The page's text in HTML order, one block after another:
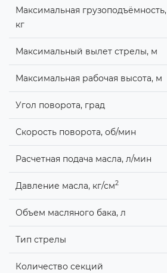
Максимальная грузоподъёмность,
кг
Максимальный вылет стрелы, м
Максимальная рабочая высота, м
Угол поворота, град
Скорость поворота, об/мин
Расчетная подача масла, л/мин
Давление масла, кг/см2
Объем масляного бака, л
Тип стрелы
Количество секций